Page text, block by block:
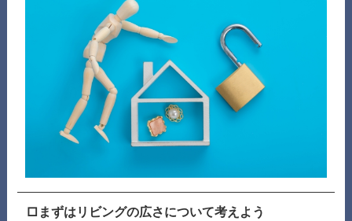
□まずはリビングの広さについて考えよう